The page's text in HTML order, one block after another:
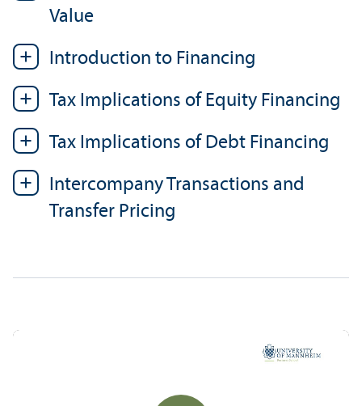
Value
Introduction to Financing
Tax Implications of Equity Financing
Tax Implications of Debt Financing
Intercompany Trans­actions and
Trans­fer Pricing